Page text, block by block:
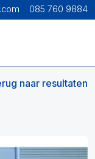
085 760 9884
naar resultaten